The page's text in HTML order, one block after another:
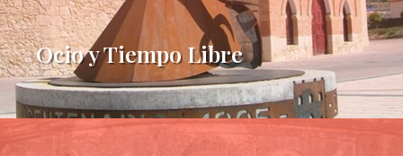
Ocio y Tiempo Libre